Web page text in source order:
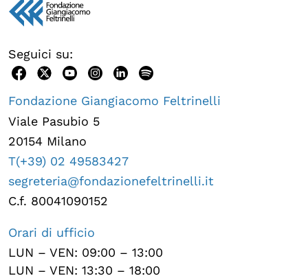
Seguici su:
Fondazione Giangiacomo Feltrinelli
Viale Pasubio 5
20154 Milano
T(+39) 02 49583427
segreteria@fondazionefeltrinelli.it
C.f. 80041090152
Orari di ufficio
LUN – VEN: 09:00 – 13:00
LUN – VEN: 13:30 – 18:00